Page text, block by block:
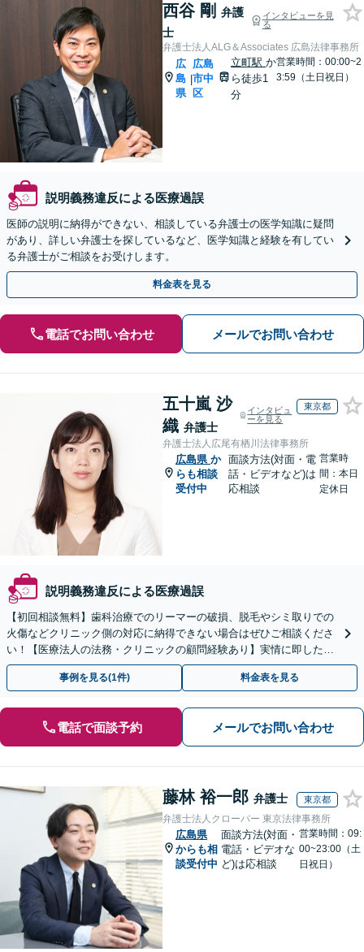
西谷 剛 弁護
士
インタビューを見
る
弁護士法人ALG＆Associates 広島法律事務所
広
島
県
|
広島
市中
区
立町駅か
ら徒歩1
分
営業時間：00:00~2
3:59（土日祝日）
説明義務違反による医療過誤
医師の説明に納得ができない、相談している弁護士の医学知識に疑問
があり、詳しい弁護士を探しているなど、医学知識と経験を有してい
る弁護士がご相談をお受けします。
料金表を見る
電話でお問い合わせ メールでお問い合わせ
五十嵐 沙
織 弁護士
インタビュ
ーを見る
東京都
弁護士法人広尾有栖川法律事務所
広島県 か
らも相談
受付中
面談方法(対面・電
話・ビデオなど)は
応相談
営業時
間：本日
定休日
説明義務違反による医療過誤
【初回相談無料】歯科治療でのリーマーの破損、脱毛やシミ取りでの
火傷などクリニック側の対応に納得できない場合はぜひご相談くださ
い！【医療法人の法務・クリニックの顧問経験あり】実情に即したア
ドバイスで、納得のできるトラブルの解決を目指します。
事例を見る(1件) 料金表を見る
電話で面談予約 メールでお問い合わせ
藤林 裕一郎 弁護士 東京都
弁護士法人クローバー 東京法律事務所
広島県
からも相
談受付中
面談方法(対面・
電話・ビデオな
ど)は応相談
営業時間：09:
00~23:00（土
日祝日）